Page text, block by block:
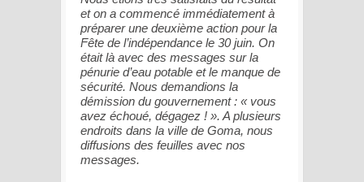
et on a commencé immédiatement à
préparer une deuxième action pour la
Fête de l’indépendance le 30 juin. On
était là avec des messages sur la
pénurie d’eau potable et le manque de
sécurité. Nous demandions la
démission du gouvernement : « vous
avez échoué, dégagez ! ». A plusieurs
endroits dans la ville de Goma, nous
diffusions des feuilles avec nos
messages.